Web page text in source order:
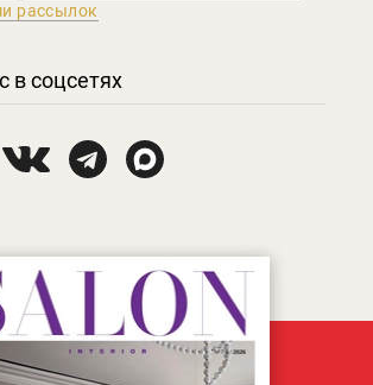
рассылок
в соцсетях